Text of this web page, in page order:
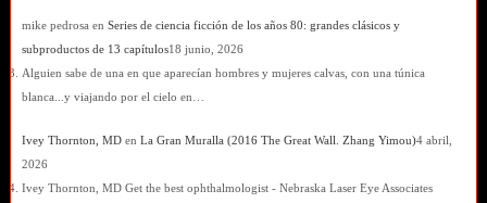
mike pedrosa en Series de ciencia ficción de los años 80: grandes clásicos y
subproductos de 13 capítulos18 junio, 2026
Alguien sabe de una en que aparecían hombres y mujeres calvas, con una túnica
blanca...y viajando por el cielo en…
Ivey Thornton, MDen La Gran Muralla (2016 The Great Wall. Zhang Yimou)4 abril,
2026
Ivey Thornton, MD Get the best ophthalmologist - Nebraska Laser Eye Associates